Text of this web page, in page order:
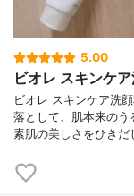
5.00
ビオレ スキンケ
ビオレ スキンケア洗
落として、肌本来のう
素肌の美しさをひき